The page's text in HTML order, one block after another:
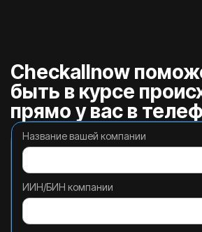
Checkallnow
быть в курсе
прямо у вас в
Название вашей компании
ИИН/БИН компании